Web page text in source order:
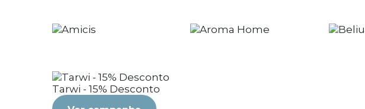
Tarwi - 15% Desconto